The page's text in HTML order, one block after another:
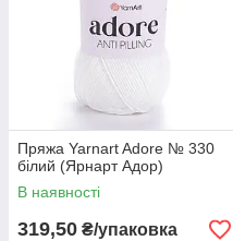
відрізнятися від
через індивідуальні
від партії.
Пряжа Yarnart Adore № 330
білий (Ярнарт Адор)
В наявності
319,50 ₴/упаковка